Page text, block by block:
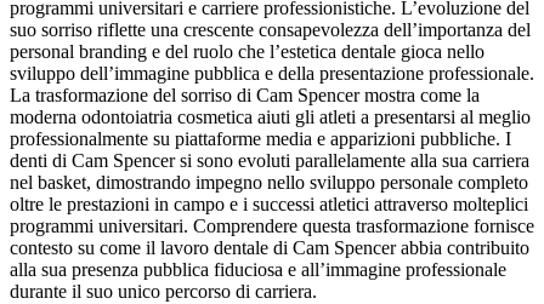
programmi universitari e carriere professionistiche. L’evoluzione del
suo sorriso riflette una crescente consapevolezza dell’importanza del
personal branding e del ruolo che l’estetica dentale gioca nello
sviluppo dell’immagine pubblica e della presentazione professionale.
La trasformazione del sorriso di Cam Spencer mostra come la
moderna odontoiatria cosmetica aiuti gli atleti a presentarsi al meglio
professionalmente su piattaforme media e apparizioni pubbliche. I
denti di Cam Spencer si sono evoluti parallelamente alla sua carriera
nel basket, dimostrando impegno nello sviluppo personale completo
oltre le prestazioni in campo e i successi atletici attraverso molteplici
programmi universitari. Comprendere questa trasformazione fornisce
contesto su come il lavoro dentale di Cam Spencer abbia contribuito
alla sua presenza pubblica fiduciosa e all’immagine professionale
durante il suo unico percorso di carriera.